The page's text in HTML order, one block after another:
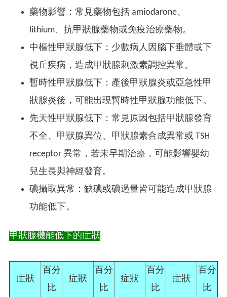
藥物影響：常見藥物包括 amiodarone、
lithium、抗甲狀腺藥物或免疫治療藥物。
中樞性甲狀腺低下：少數病人因腦下垂體或下
視丘疾病，造成甲狀腺刺激素調控異常。
暫時性甲狀腺低下：產後甲狀腺炎或亞急性甲
狀腺炎後，可能出現暫時性甲狀腺功能低下。
先天性甲狀腺低下：常見原因包括甲狀腺發育
不全、甲狀腺異位、甲狀腺素合成異常或 TSH
receptor 異常，若未早期治療，可能影響嬰幼
兒生長與神經發育。
碘攝取異常：缺碘或碘過量皆可能造成甲狀腺
功能低下。
甲狀腺機能低下的症狀
症狀
百分
比
症狀
百分
比
症狀
百分
比
症狀
百分
比